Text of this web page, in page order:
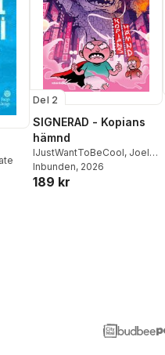
Del 2
SIGNERAD - Kopians
hämnd
IJustWantToBeCool, Joel
Adolphson,Emil Ejdemo
Beer ,Victor Beer
Inbunden, 2026
189 kr